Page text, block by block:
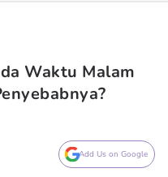
Waktu Malam
Add Us on Google